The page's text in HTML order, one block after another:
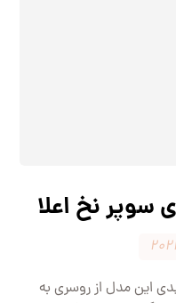
نخ اعلا
این مدل از روسری به